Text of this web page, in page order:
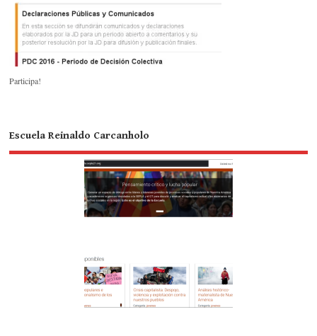
Participa!
Escuela Reinaldo Carcanholo